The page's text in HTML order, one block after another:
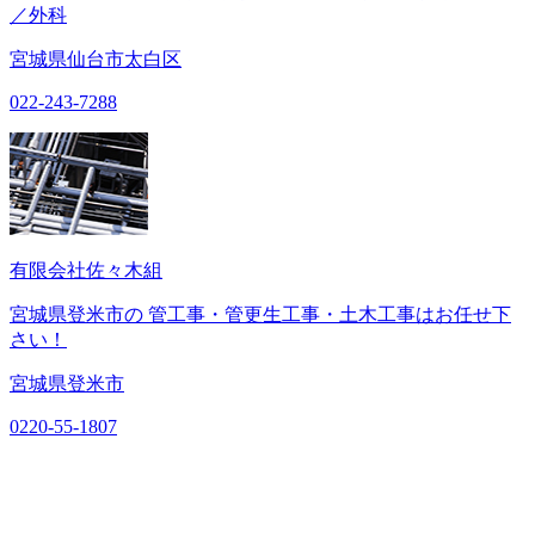
／外科
宮城県仙台市太白区
022-243-7288
有限会社佐々木組
宮城県登米市の 管工事・管更生工事・土木工事はお任せ下
さい！
宮城県登米市
0220-55-1807